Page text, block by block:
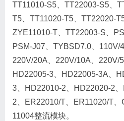
TT11010-S5、TT22003-S5、
T5、TT11020-T5、TT22020-
ZYE11010-T、TT22003-S、
PSM-J07、TYBSD7.0、110V/
220V/20A、220V/10A、220V/
HD22005-3、HD22005-3A、
3、HD22010-2、HD22020-2
2、ER22010/T、ER11020/T
11004整流模块。